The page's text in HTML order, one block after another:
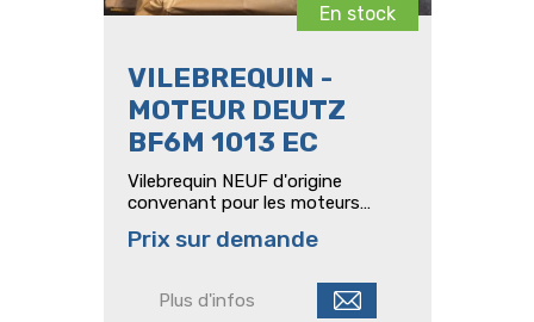
En stock
VILEBREQUIN -
MOTEUR DEUTZ
BF6M 1013 EC
Vilebrequin NEUF d'origine
convenant pour les moteurs
Numéro de pièce: 04294255
Deutz : 5600/5600
(2008)/Agrotron
Prix sur demande
Plus d'infos